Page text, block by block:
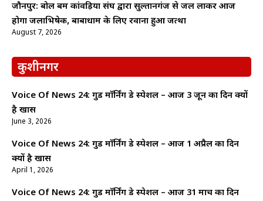
जौनपुर: बोल बम कांवड़िया संघ द्वारा सुल्तानगंज से जल लाकर आज
होगा जलाभिषेक, बाबाधाम के लिए रवाना हुआ जत्था
August 7, 2026
कुशीनगर
Voice Of News 24: गुड माॅर्निंग डे स्पेशल – आज 3 जून का दिन क्यों
है खास
June 3, 2026
Voice Of News 24: गुड माॅर्निंग डे स्पेशल – आज 1 अप्रैल का दिन
क्यों है खास
April 1, 2026
Voice Of News 24: गुड माॅर्निंग डे स्पेशल – आज 31 मार्च का दिन